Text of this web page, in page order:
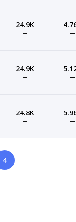
24.9K
— —
24.9K
— —
24.8K
— —
4